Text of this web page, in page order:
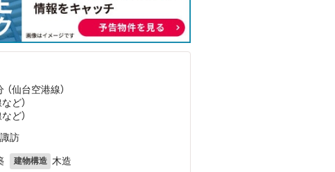
（仙台空港線）
など）
など）
訪
建物構造 木造